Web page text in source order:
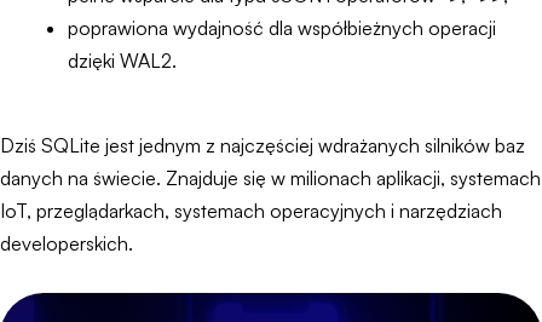
poprawiona wydajność dla współbieżnych operacji
dzięki WAL2.
Dziś SQLite jest jednym z najczęściej wdrażanych silników baz
danych na świecie. Znajduje się w milionach aplikacji, systemach
IoT, przeglądarkach, systemach operacyjnych i narzędziach
developerskich.